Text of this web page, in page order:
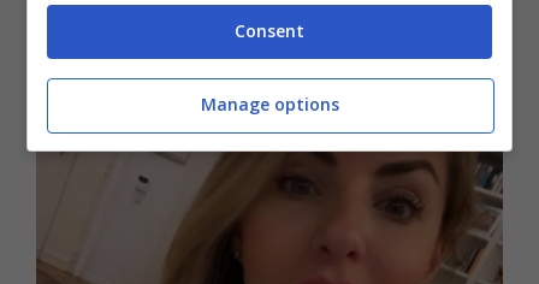
Consent
Manage options